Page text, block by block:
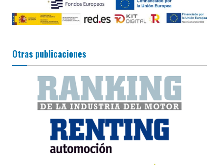
Otras publicaciones